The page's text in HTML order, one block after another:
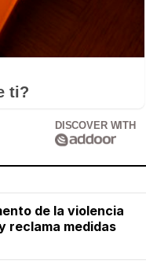
ti?
DISCOVER WITH
de la violencia
reclama medidas